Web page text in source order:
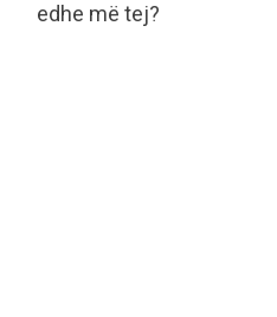
edhe më tej?